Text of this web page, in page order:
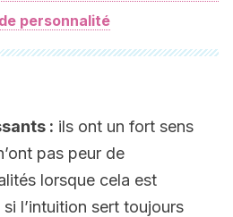
personnalité
: ils ont un fort sens
pas peur de
lorsque cela est
l’intuition sert toujours